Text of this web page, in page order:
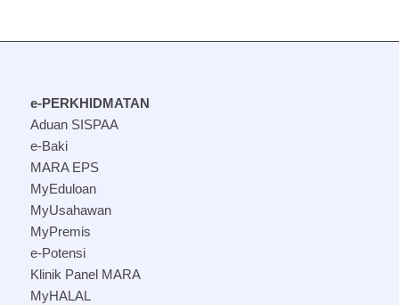
e-PERKHIDMATAN
Aduan SISPAA
e-Baki
MARA EPS
MyEduloan
MyUsahawan
MyPremis
e-Potensi
Klinik Panel MARA
MyHALAL